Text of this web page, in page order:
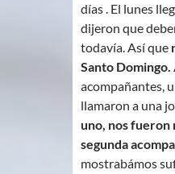
días . El lunes
dijeron que
todavía. Así que
Santo Domingo.
acompañantes,
llamaron a una
uno, nos fueron
segunda
mostrabámos